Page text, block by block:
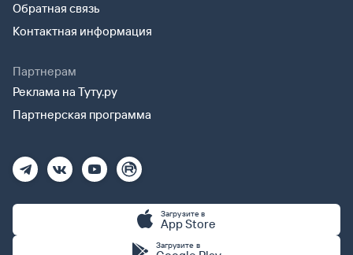
Обратная связь
Контактная информация
Партнерам
Реклама на Туту.ру
Партнерская программа
Загрузите в
App Store
Загрузите в